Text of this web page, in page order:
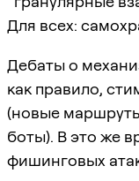
Для всех:
Дебаты о
как правило,
(новые
боты). В это же
фишинговых